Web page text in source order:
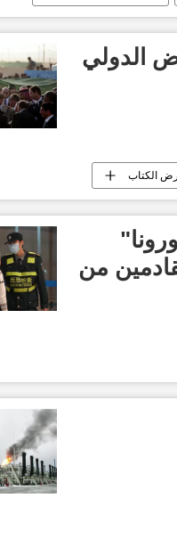
الدورة 26 للمعرض الدولي
الكتاب
من